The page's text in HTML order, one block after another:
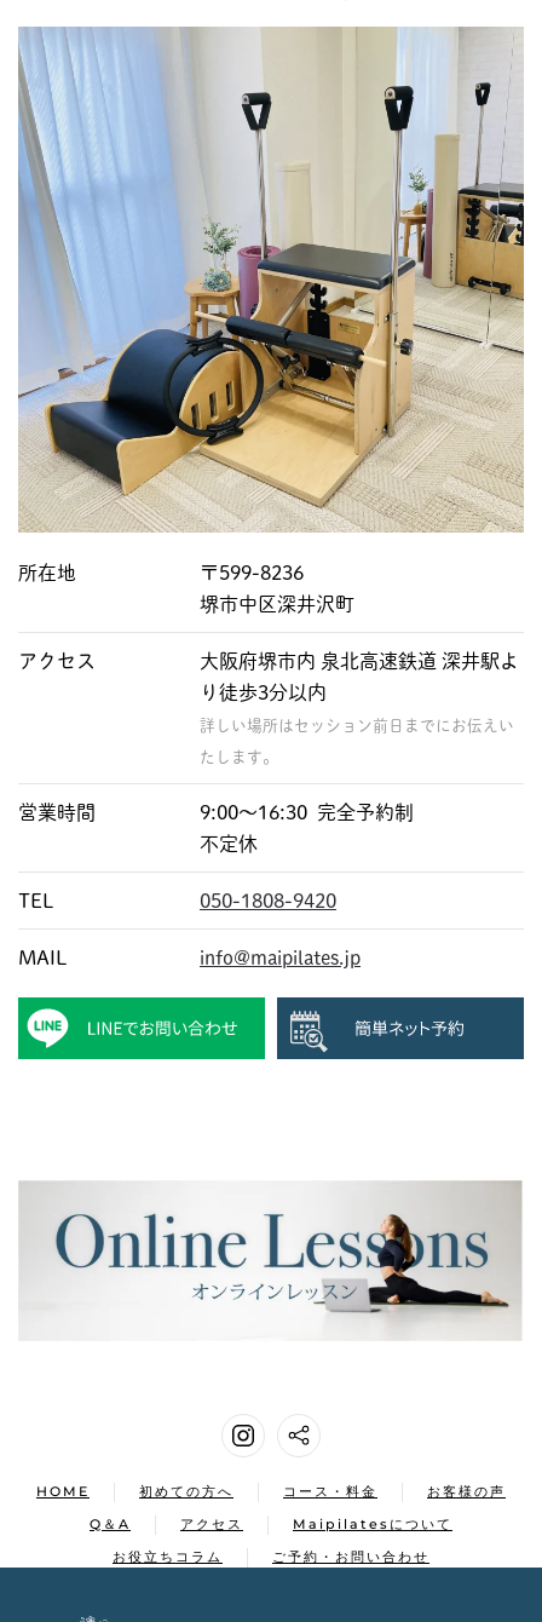
所在地
〒599-8236
堺市中区深井沢町
アクセス
大阪府堺市内 泉北高速鉄道 深井駅よ
り徒歩3分以内
詳しい場所はセッション前日までにお伝えい
たします。
営業時間
9:00〜16:30 完全予約制
不定休
TEL 050-1808-9420
MAIL info@maipilates.jp
HOME 初めての方へ コース・料金
お客様の声
Q＆A
アクセス
Maipilatesについて
お役立ちコラム
ご予約・お問い合わせ